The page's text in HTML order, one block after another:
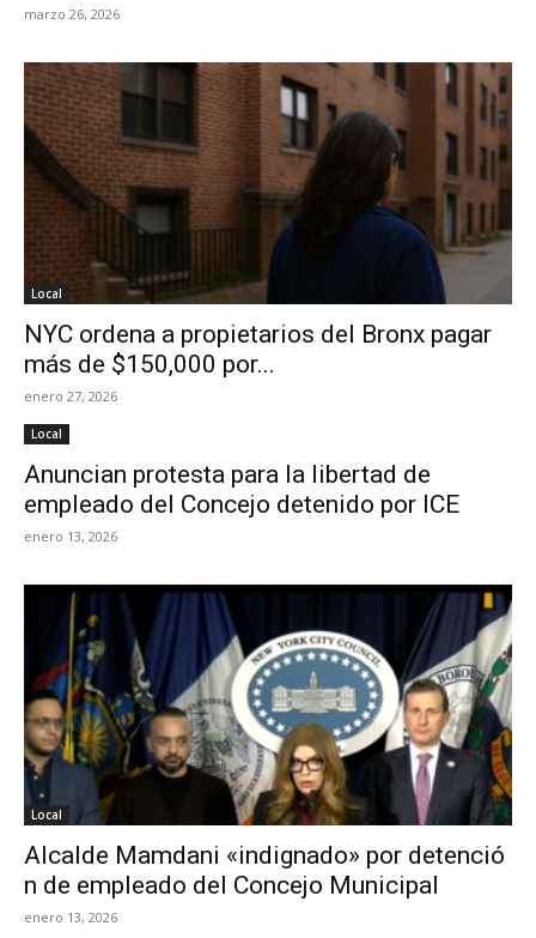
marzo 26, 2026
Local
NYC ordena a propietarios del Bronx pagar
más de $150,000 por...
enero 27, 2026
Local
Anuncian protesta para la libertad de
empleado del Concejo detenido por ICE
enero 13, 2026
Local
Alcalde Mamdani «indignado» por detenció
n de empleado del Concejo Municipal
enero 13, 2026